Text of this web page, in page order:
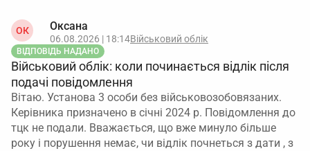
ОК Оксана
06.08.2026 | 18:14Військовий облік
ВІДПОВІДЬ НАДАНО
Військовий облік: коли починається відлік після
подачі повідомлення
Вітаю. Установа 3 особи без військовозобовязаних.
Керівника призначено в січні 2024 р. Повідомлення до
тцк не подали. Вважається, що вже минуло більше
року і порушення немає, чи відлік почнеться з дати , з